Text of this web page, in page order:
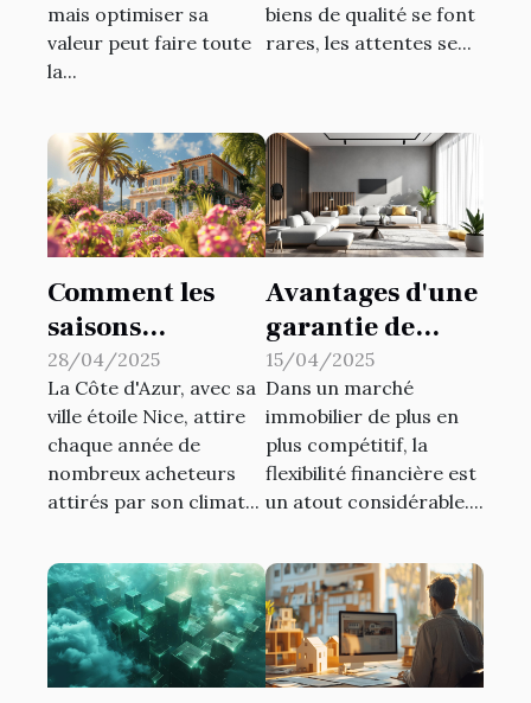
mais optimiser sa
valeur peut faire toute
la...
biens de qualité se font
rares, les attentes se...
Comment les
saisons
influencent les
prix
immobiliers à
Nice
28/04/2025
La Côte d'Azur, avec sa
ville étoile Nice, attire
chaque année de
nombreux acheteurs
attirés par son climat...
Avantages d'une
garantie de
loyer flexible
sans dépôt
initial
15/04/2025
Dans un marché
immobilier de plus en
plus compétitif, la
flexibilité financière est
un atout considérable....